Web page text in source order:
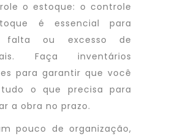
o estoque: o controle
é essencial para
falta ou excesso de
Faça inventários
para garantir que você
o que precisa para
a obra no prazo.
pouco de organização,